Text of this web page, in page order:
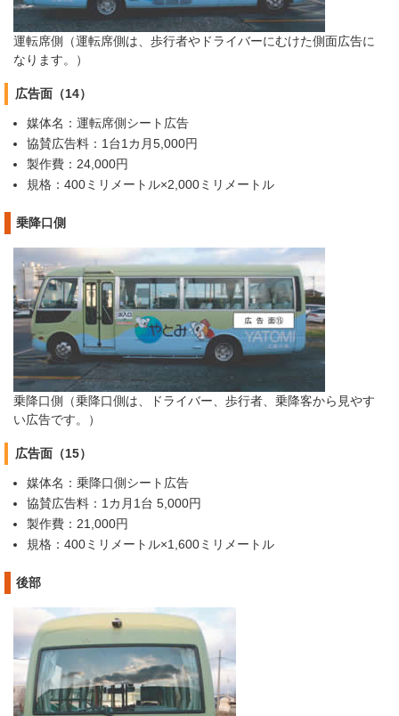
運転席側（運転席側は、歩行者やドライバーにむけた側面広告に
なります。）
広告面（14）
媒体名：運転席側シート広告
協賛広告料：1台1カ月5,000円
製作費：24,000円
規格：400ミリメートル×2,000ミリメートル
乗降口側
乗降口側（乗降口側は、ドライバー、歩行者、乗降客から見やす
い広告です。）
広告面（15）
媒体名：乗降口側シート広告
協賛広告料：1カ月1台 5,000円
製作費：21,000円
規格：400ミリメートル×1,600ミリメートル
後部